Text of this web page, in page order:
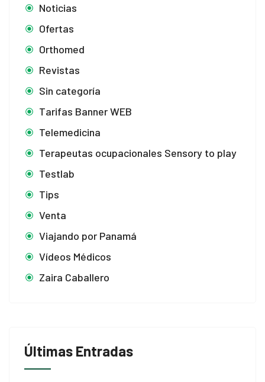
Noticias
Ofertas
Orthomed
Revistas
Sin categoría
Tarifas Banner WEB
Telemedicina
Terapeutas ocupacionales Sensory to play
Testlab
Tips
Venta
Viajando por Panamá
Vídeos Médicos
Zaira Caballero
Últimas Entradas